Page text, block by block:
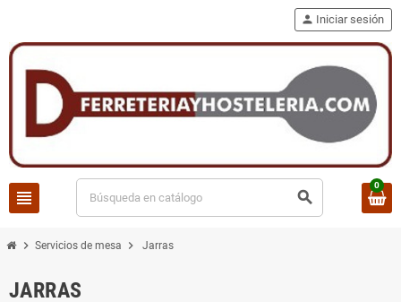
view_headline search
person Iniciar sesión
0
chevron_right Servicios de mesa chevron_right Jarras
JARRAS